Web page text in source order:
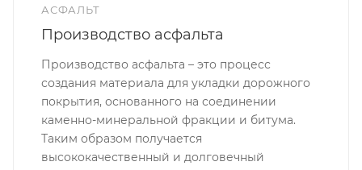
АСФАЛЬТ
Производство асфальта
Производство асфальта – это процесс
создания материала для укладки дорожного
покрытия, основанного на соединении
каменно-минеральной фракции и битума.
Таким образом получается
высококачественный и долговечный